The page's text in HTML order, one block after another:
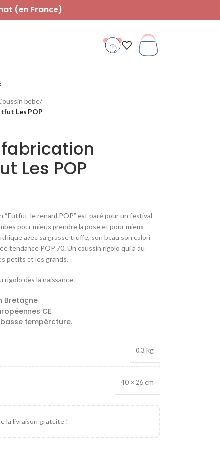
(en France)
bebe/
Les POP
Les POP
“Futfut, le renard POP” est paré pour un festival
pour mieux prendre la pose et pour mieux
avec sa grosse truffe, son beau son colori
tendance POP 70. Un coussin rigolo qui a du
petits et les grands.
rigolo dès la naissance.
Bretagne
CE
température.
0.3 kg
40 × 26 cm
la livraison gratuite !